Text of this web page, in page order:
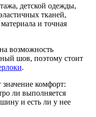
детской одежды,
тканей,
и точная
возможность
шов, поэтому стоит
.
комфорт:
ли выполняется
и есть ли у нее